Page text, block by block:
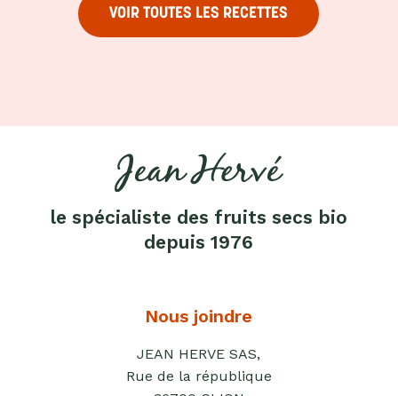
VOIR TOUTES LES RECETTES
le spécialiste des fruits secs bio
depuis 1976
Nous joindre
JEAN HERVE SAS,
Rue de la république
Purées
de
fruits
"confits"
Anti-